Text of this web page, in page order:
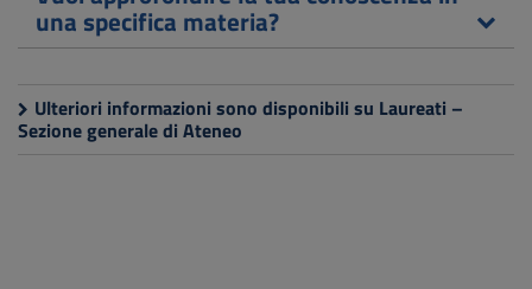
una specifica materia?
Ulteriori informazioni sono disponibili su Laureati –
Sezione generale di Ateneo